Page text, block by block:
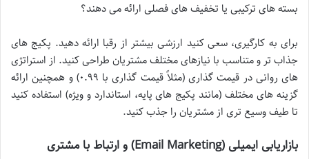
بسته های ترکیبی یا تخفیف های فصلی ارائه می دهند؟
برای به کارگیری، سعی کنید ارزشی بیشتر از رقبا ارائه دهید. پکیج های
جذاب تر و متناسب با نیازهای مختلف مشتریان طراحی کنید. از استراتژی
های روانی در قیمت گذاری (مثلاً قیمت گذاری با ۰.۹۹) و همچنین ارائه
گزینه های مختلف (مانند پکیج های پایه، استاندارد و ویژه) استفاده کنید
تا طیف وسیع تری از مشتریان را جذب کنید.
بازاریابی ایمیلی (Email Marketing) و ارتباط با مشتری